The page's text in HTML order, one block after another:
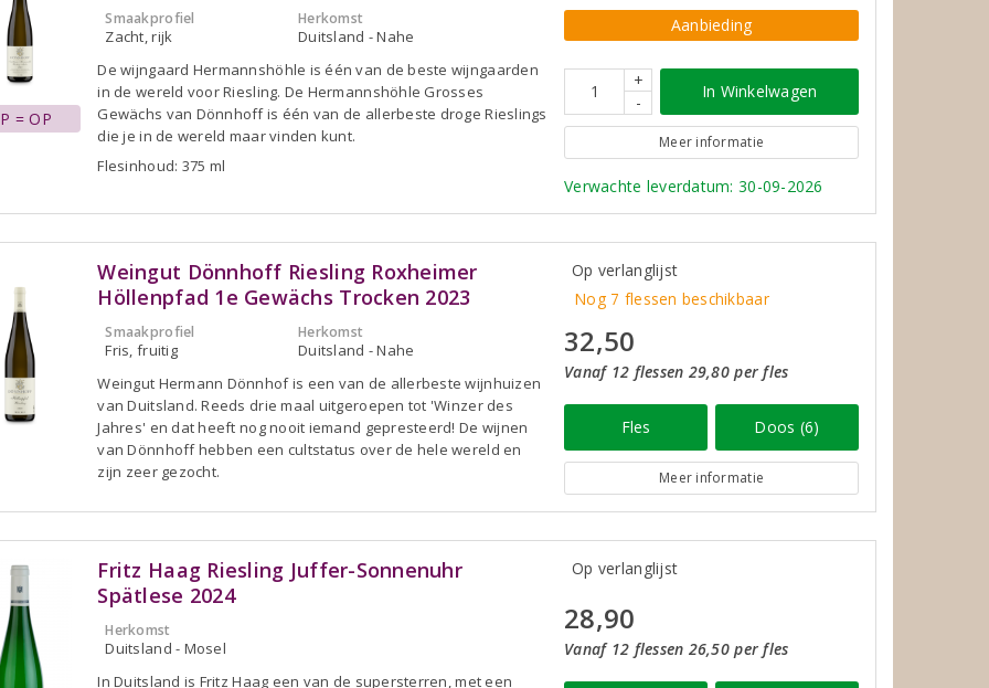
= OP
Smaakprofiel
Zacht, rijk
Herkomst
Duitsland - Nahe
De wijngaard Hermannshöhle is één van de beste wijngaarden
in de wereld voor Riesling. De Hermannshöhle Grosses
Gewächs van Dönnhoff is één van de allerbeste droge Rieslings
die je in de wereld maar vinden kunt.
Flesinhoud: 375 ml
Aanbieding
+
-
In Winkelwagen
Meer informatie
Verwachte leverdatum: 30-09-2026
Weingut Dönnhoff Riesling Roxheimer
Höllenpfad 1e Gewächs Trocken 2023
Smaakprofiel
Fris, fruitig
Herkomst
Duitsland - Nahe
Weingut Hermann Dönnhof is een van de allerbeste wijnhuizen
van Duitsland. Reeds drie maal uitgeroepen tot 'Winzer des
Jahres' en dat heeft nog nooit iemand gepresteerd! De wijnen
van Dönnhoff hebben een cultstatus over de hele wereld en
zijn zeer gezocht.
Op verlanglijst
Nog 7 flessen beschikbaar
32,50
Vanaf 12 flessen 29,80 per fles
Fles Doos (6)
Meer informatie
Fritz Haag Riesling Juffer-Sonnenuhr
Spätlese 2024
Herkomst
Duitsland - Mosel
In Duitsland is Fritz Haag een van de supersterren, met een
Op verlanglijst
28,90
Vanaf 12 flessen 26,50 per fles